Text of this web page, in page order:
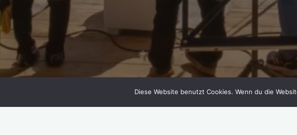
Diese Website benutzt Cookies. Wenn du die